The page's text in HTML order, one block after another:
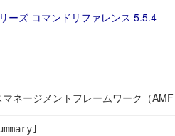
ーズ コマンドリファレンス 5.5.4
ネージメントフレームワーク（